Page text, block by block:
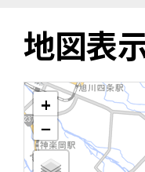
地図表
+
−